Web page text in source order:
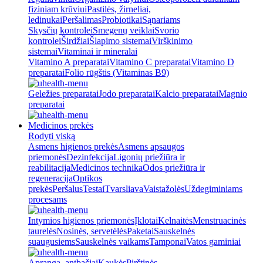
fiziniam krūviuiPastilės, žirneliai,
ledinukaiPeršalimasProbiotikaiSąnariams
Skysčių kontroleiSmegenų veiklaiSvorio
kontroleiŠirdžiaiŠlapimo sistemaiVirškinimo
sistemaiVitaminai ir mineralai
Vitamino A preparataiVitamino C preparataiVitamino D
preparataiFolio rūgštis (Vitaminas B9)
Geležies preparataiJodo preparataiKalcio preparataiMagnio
preparatai
Medicinos prekės
Rodyti viską
Asmens higienos prekėsAsmens apsaugos
priemonėsDezinfekcijaLigonių priežiūra ir
reabilitacijaMedicinos technikaOdos priežiūra ir
regeneracijaOptikos
prekėsPeršalusTestaiTvarsliavaVaistažolėsUždegiminiams
procesams
Intymios higienos priemonėsĮklotaiKelnaitėsMenstruacinės
taurelėsNosinės, servetėlėsPaketaiSauskelnės
suaugusiemsSauskelnės vaikamsTamponaiVatos gaminiai